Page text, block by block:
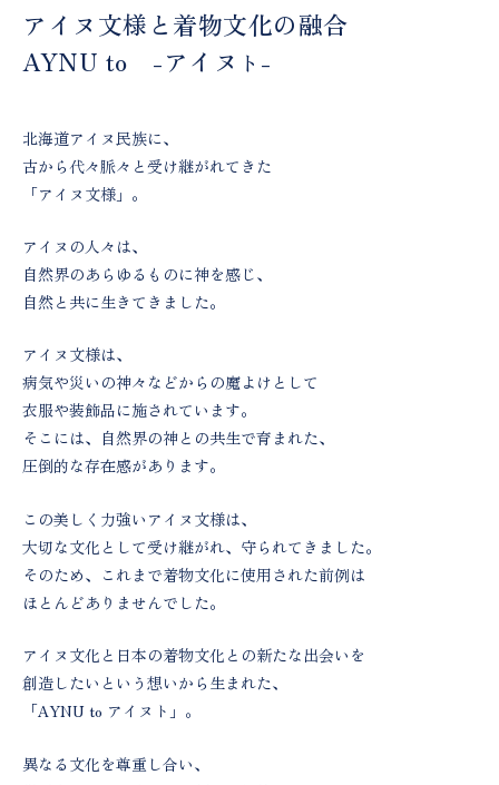
アイヌ文様と着物文化の融合
AYNU to -アイヌ ト -
北海道アイヌ民族に、
古から代々脈々と受け継がれてきた
「アイヌ文様」。
アイヌの人々は、
自然界のあらゆるものに神を感じ、
自然と共に生きてきました。
アイヌ文様は、
病気や災いの神々などからの魔よけとして
衣服や装飾品に施されています。
そこには、自然界の神との共生で育まれた、
圧倒的な存在感があります。
この美しく力強いアイヌ文様は、
大切な文化として受け継がれ、守られてきました。
そのため、これまで着物文化に使用された前例は
ほとんどありませんでした。
アイヌ文化と日本の着物文化との新たな出会いを
創造したいという想いから生まれた、
「AYNU to アイヌト」。
異なる文化を尊重し合い、